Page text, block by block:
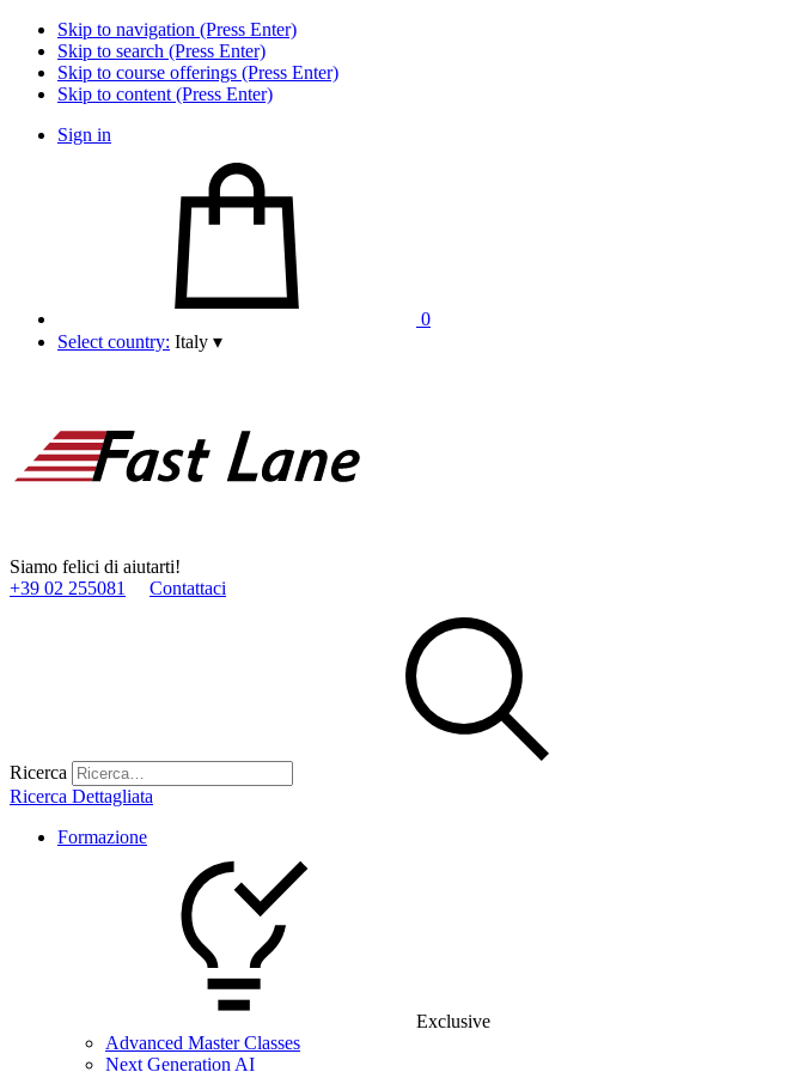
Skip to navigation (Press Enter)
Skip to search (Press Enter)
Skip to course offerings (Press Enter)
Skip to content (Press Enter)
Sign in
0
Select country: Italy ▾
Siamo felici di aiutarti!
+39 02 255081
Contattaci
Ricerca
Ricerca Dettagliata
Formazione
Exclusive
Advanced Master Classes
Next Generation AI